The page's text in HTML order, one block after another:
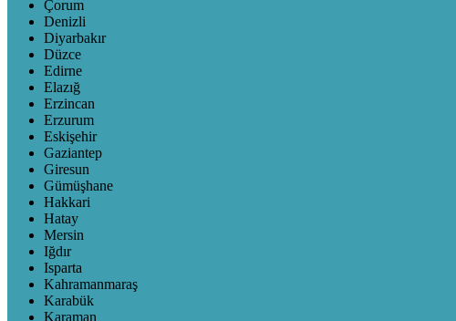
Çorum
Denizli
Diyarbakır
Düzce
Edirne
Elazığ
Erzincan
Erzurum
Eskişehir
Gaziantep
Giresun
Gümüşhane
Hakkari
Hatay
Mersin
Iğdır
Isparta
Kahramanmaraş
Karabük
Karaman